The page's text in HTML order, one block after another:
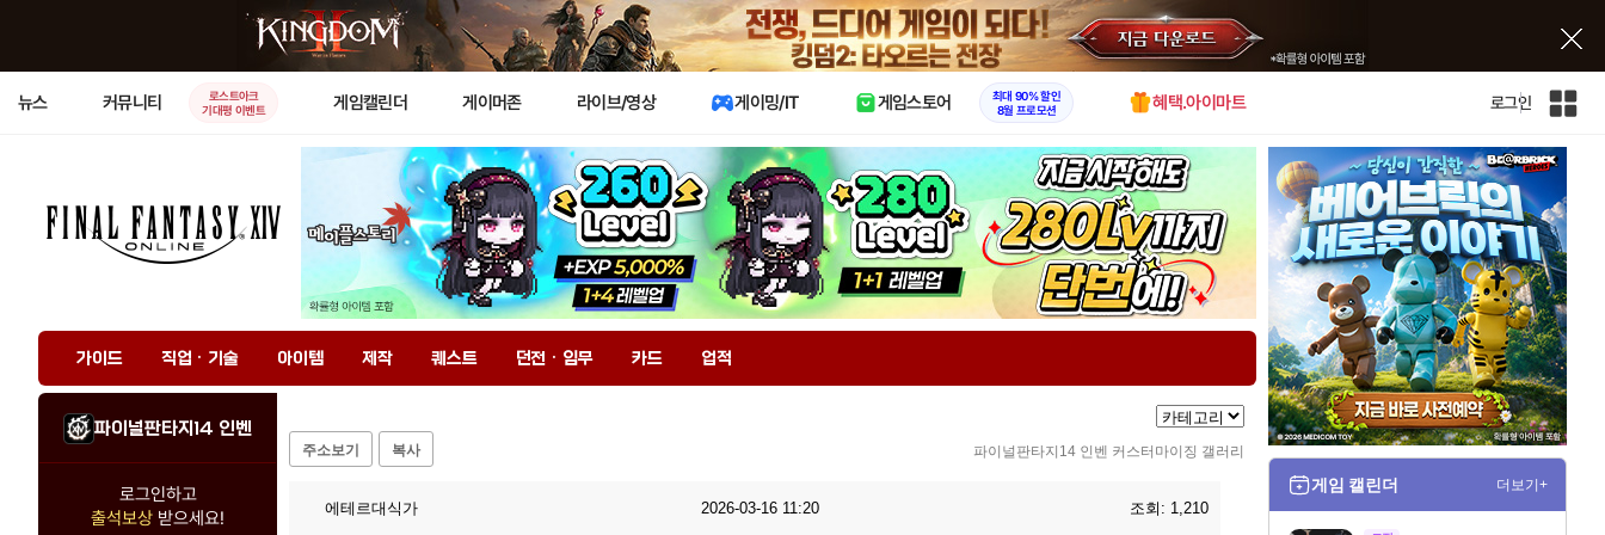
X
뉴스 커뮤니티
로스트아크
기대평 이벤트
게임캘린더 게이머존 라이브/영상 게이밍/IT 게임스토어
최대 90% 할인
8월 프로모션
혜택.아이마트 로그인
인
사
이
트
맵
가이드 직업 · 기술 아이템 제작 퀘스트 던전 · 임무 카드 업적
파이널판타지14 인벤
로그인하고
출석보상 받으세요!
주소보기 복사 파이널판타지14 인벤 커스터마이징 갤러리
에테르대식가 2026-03-16 11:20 조회: 1,210
게임 캘린더 더보기+